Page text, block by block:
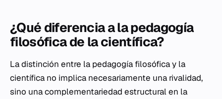
¿Qué diferencia a la pedagogía
filosófica de la científica?
La distinción entre la pedagogía filosófica y la
científica no implica necesariamente una rivalidad,
sino una complementariedad estructural en la